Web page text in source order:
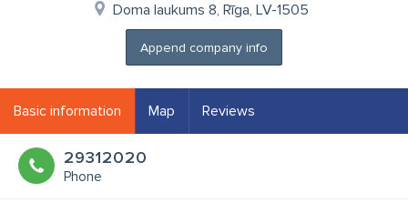
Doma laukums 8, Rīga, LV-1505
Append company info
Basic information Map Reviews
29312020
Phone